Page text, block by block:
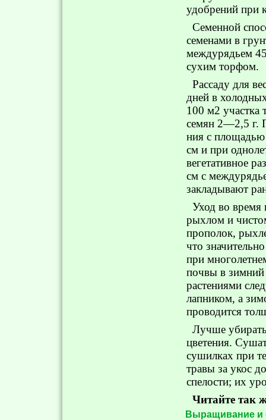
удобрений при
Семенной
семенами в
междурядьем
сухим торфом.
Рассаду для
дней в
100 м2 участка
семян 2—2,5 г.
ния с площадью
см и при
вегетативное
см с
закладывают
Уход во время
рыхлом и
прополок,
что
при
почвы в зимний
растениями
лапником, а
проводится
Лучше
цветения.
сушилках при
травы за укос
спелости; их
Читайте так
Выращивание и